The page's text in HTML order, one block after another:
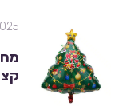
2025 15